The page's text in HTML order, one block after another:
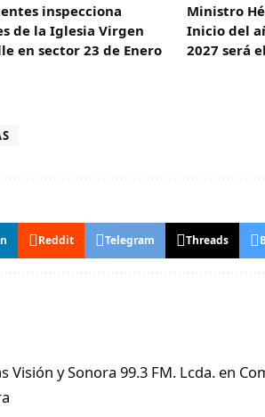
inspecciona
de la Iglesia Virgen
en sector 23 de Enero
Ministro
Inicio del
2027 será
Reddit Telegram Threads
y Sonora 99.3 FM. Lcda. en